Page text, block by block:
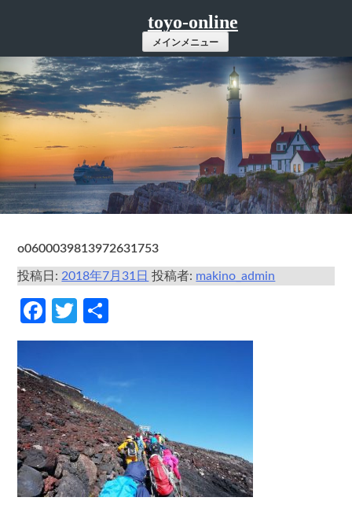
ツ
へ
ス
キ
ッ
プ
toyo-online
メインメニュー
o0600039813972631753
投稿日: 2018年7月31日 投稿者: makino_admin
Facebook
Twitter
有